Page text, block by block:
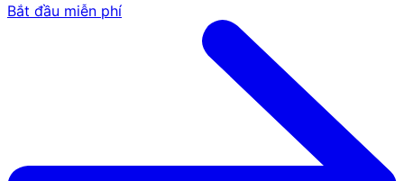
Bắt đầu miễn phí